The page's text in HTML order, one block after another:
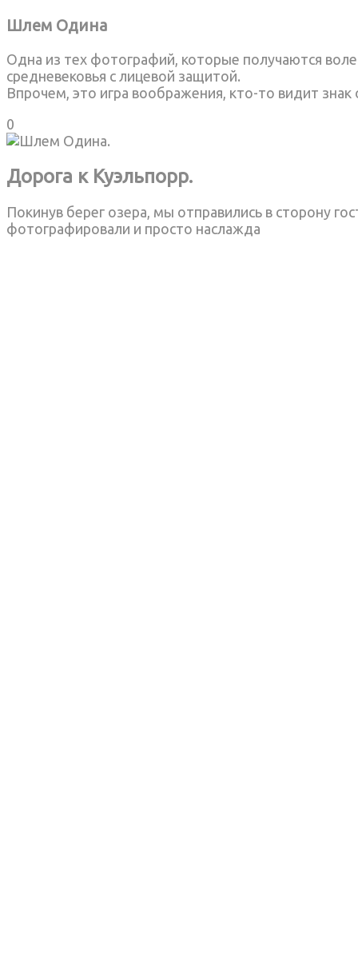
Шлем Одина
Одна из тех фотографий, которые получаются
средневековья с лицевой защитой.
Впрочем, это игра воображения, кто-то видит
0
Дорога к Куэльпорр.
Покинув берег озера, мы отправились в сторону
фотографировали и просто наслажда